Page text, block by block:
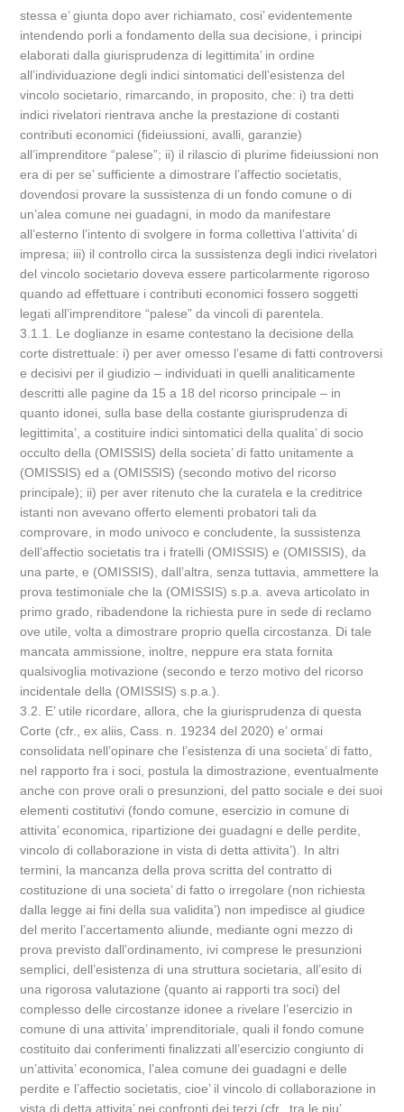
stessa e’ giunta dopo aver richiamato, cosi’ evidentemente
intendendo porli a fondamento della sua decisione, i principi
elaborati dalla giurisprudenza di legittimita’ in ordine
all’individuazione degli indici sintomatici dell’esistenza del
vincolo societario, rimarcando, in proposito, che: i) tra detti
indici rivelatori rientrava anche la prestazione di costanti
contributi economici (fideiussioni, avalli, garanzie)
all’imprenditore “palese”; ii) il rilascio di plurime fideiussioni non
era di per se’ sufficiente a dimostrare l’affectio societatis,
dovendosi provare la sussistenza di un fondo comune o di
un’alea comune nei guadagni, in modo da manifestare
all’esterno l’intento di svolgere in forma collettiva l’attivita’ di
impresa; iii) il controllo circa la sussistenza degli indici rivelatori
del vincolo societario doveva essere particolarmente rigoroso
quando ad effettuare i contributi economici fossero soggetti
legati all’imprenditore “palese” da vincoli di parentela.
3.1.1. Le doglianze in esame contestano la decisione della
corte distrettuale: i) per aver omesso l’esame di fatti controversi
e decisivi per il giudizio – individuati in quelli analiticamente
descritti alle pagine da 15 a 18 del ricorso principale – in
quanto idonei, sulla base della costante giurisprudenza di
legittimita’, a costituire indici sintomatici della qualita’ di socio
occulto della (OMISSIS) della societa’ di fatto unitamente a
(OMISSIS) ed a (OMISSIS) (secondo motivo del ricorso
principale); ii) per aver ritenuto che la curatela e la creditrice
istanti non avevano offerto elementi probatori tali da
comprovare, in modo univoco e concludente, la sussistenza
dell’affectio societatis tra i fratelli (OMISSIS) e (OMISSIS), da
una parte, e (OMISSIS), dall’altra, senza tuttavia, ammettere la
prova testimoniale che la (OMISSIS) s.p.a. aveva articolato in
primo grado, ribadendone la richiesta pure in sede di reclamo
ove utile, volta a dimostrare proprio quella circostanza. Di tale
mancata ammissione, inoltre, neppure era stata fornita
qualsivoglia motivazione (secondo e terzo motivo del ricorso
incidentale della (OMISSIS) s.p.a.).
3.2. E’ utile ricordare, allora, che la giurisprudenza di questa
Corte (cfr., ex aliis, Cass. n. 19234 del 2020) e’ ormai
consolidata nell’opinare che l’esistenza di una societa’ di fatto,
nel rapporto fra i soci, postula la dimostrazione, eventualmente
anche con prove orali o presunzioni, del patto sociale e dei suoi
elementi costitutivi (fondo comune, esercizio in comune di
attivita’ economica, ripartizione dei guadagni e delle perdite,
vincolo di collaborazione in vista di detta attivita’). In altri
termini, la mancanza della prova scritta del contratto di
costituzione di una societa’ di fatto o irregolare (non richiesta
dalla legge ai fini della sua validita’) non impedisce al giudice
del merito l’accertamento aliunde, mediante ogni mezzo di
prova previsto dall’ordinamento, ivi comprese le presunzioni
semplici, dell’esistenza di una struttura societaria, all’esito di
una rigorosa valutazione (quanto ai rapporti tra soci) del
complesso delle circostanze idonee a rivelare l’esercizio in
comune di una attivita’ imprenditoriale, quali il fondo comune
costituito dai conferimenti finalizzati all’esercizio congiunto di
un’attivita’ economica, l’alea comune dei guadagni e delle
perdite e l’affectio societatis, cioe’ il vincolo di collaborazione in
vista di detta attivita’ nei confronti dei terzi (cfr., tra le piu’